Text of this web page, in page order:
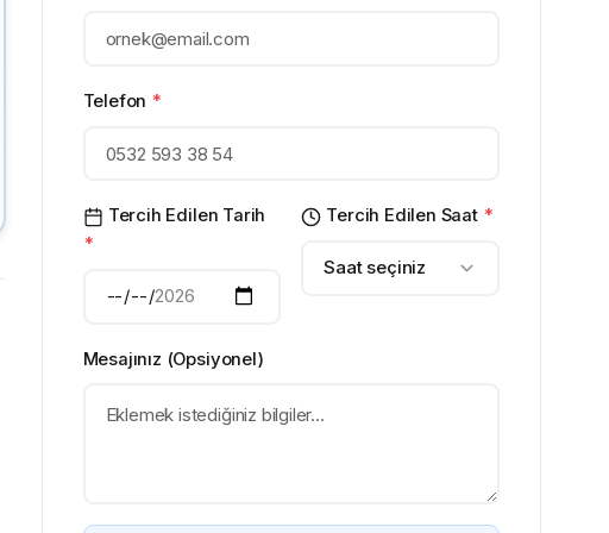
Telefon *
Tercih Edilen Tarih
*
Tercih Edilen Saat *
Saat seçiniz
Mesajınız (Opsiyonel)